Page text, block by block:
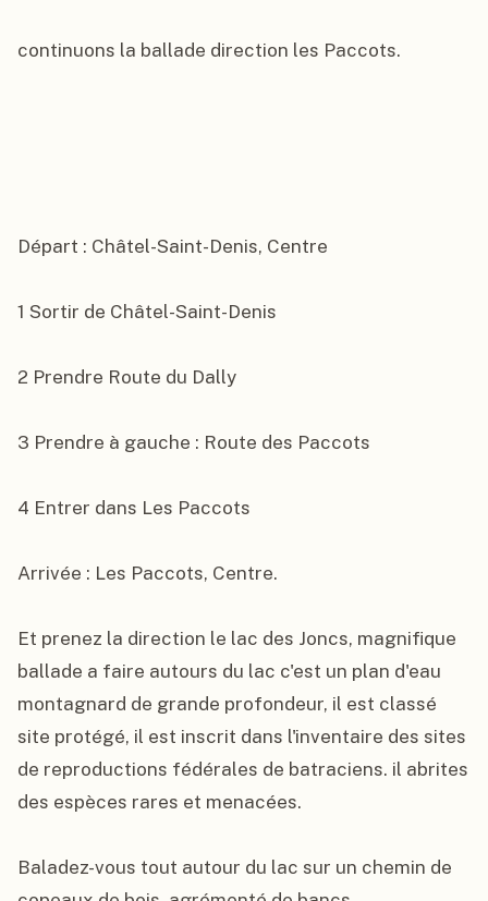
continuons la ballade direction les Paccots.
Départ : Châtel-Saint-Denis, Centre
1 Sortir de Châtel-Saint-Denis
2 Prendre Route du Dally
3 Prendre à gauche : Route des Paccots
4 Entrer dans Les Paccots
Arrivée : Les Paccots, Centre.
Et prenez la direction le lac des Joncs, magnifique
ballade a faire autours du lac c'est un plan d'eau
montagnard de grande profondeur, il est classé
site protégé, il est inscrit dans l'inventaire des sites
de reproductions fédérales de batraciens. il abrites
des espèces rares et menacées.
Baladez-vous tout autour du lac sur un chemin de